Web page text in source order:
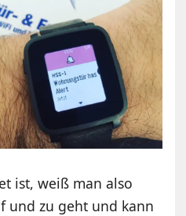
ist, weiß man also
und zu geht und kann